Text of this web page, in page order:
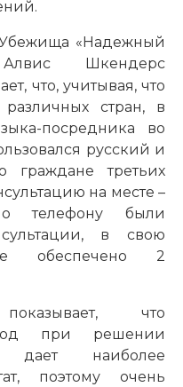
«Надежный
Шкендерс
что, учитывая, что
стран, в
посредника во
русский и
граждане третьих
на месте –
телефону были
в свою
обеспечено 2
что
при решении
дает наиболее
поэтому очень